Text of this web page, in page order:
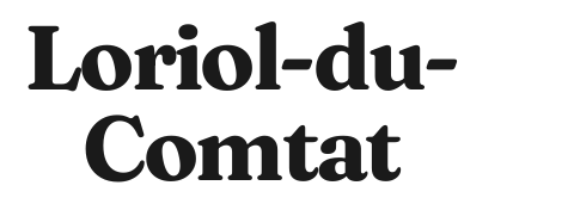
Loriol-du-
Comtat